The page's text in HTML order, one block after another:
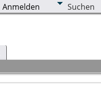
Anmelden Suchen